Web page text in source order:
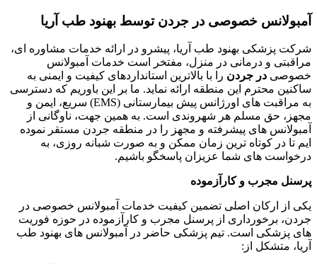
آمبولانس خصوصی در جردن توسط بهنود طب آریا
شرکت پزشکی بهنود طب آریا، پیشرو در ارائه خدمات مشاوره ای،
مراقبتی و درمانی در منزل، مفتخر است خدمات آمبولانس
خصوصی در جردن را با بالاترین استانداردهای کیفیت و ایمنی به
ساکنین محترم این منطقه ارائه نماید. ما بر این باوریم که دسترسی
به مراقبت های اورژانس پیش بیمارستانی
(EMS) سریع، ایمن و
مجهز، حق مسلم هر شهروندی است. به همین جهت، ناوگانی از
آمبولانس های پیشرفته و مجهز را در منطقه جردن مستقر نموده
ایم تا در کوتاه ترین زمان ممکن و به صورت شبانه روزی، به
درخواست های شما عزیزان پاسخگو باشیم.
پرسنل مجرب و کارآزموده
یکی از ارکان اصلی تضمین کیفیت خدمات آمبولانس خصوصی در
جردن، برخورداری از پرسنل مجرب و کارآزموده در حوزه فوریت
های پزشکی است. تیم پزشکی حاضر در آمبولانس های بهنود طب
آریا، متشکل از :